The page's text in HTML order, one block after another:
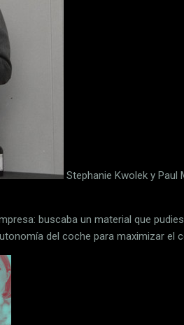
Stephanie Kwolek y Paul
buscaba un material que
del coche para maximizar el